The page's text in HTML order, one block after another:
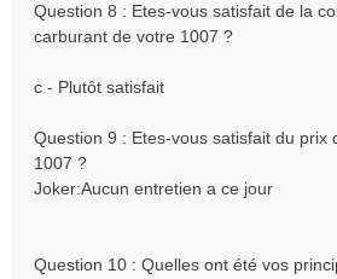
Question 8 : Etes-vous satisfait de la
carburant de votre 1007 ?
c - Plutôt satisfait
Question 9 : Etes-vous satisfait du prix
1007 ?
Joker:Aucun entretien a ce jour
Question 10 : Quelles ont été vos